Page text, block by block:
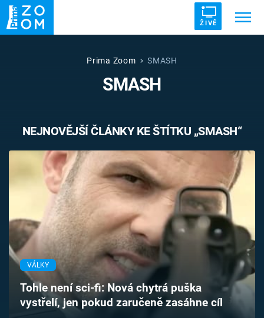
ŽIVĚ
UFO DRUHÁ SVĚTOVÁ VÁLKA
VETŘELCI DÁVNOVĚKU
Témata
Témata
Pořady
TV Program
Časopis
Sledujte prima+
Prima Zoom SMASH
SMASH
NEJNOVĚJŠÍ ČLÁNKY KE ŠTÍTKU „SMASH“
VÁLKY
Tohle není sci-fi: Nová chytrá puška
vystřelí, jen pokud zaručeně zasáhne cíl